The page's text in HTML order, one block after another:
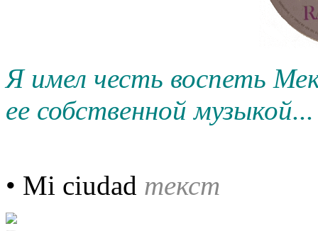
Я имел честь воспеть
ее собственной музыкой...
• Mi ciudad текст